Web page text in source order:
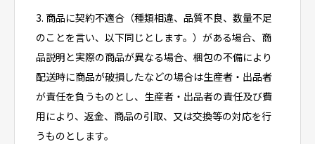
3. 商品に契約不適合（種類相違、品質不良、数量不足
のことを言い、以下同じとします。）がある場合、商
品説明と実際の商品が異なる場合、梱包の不備により
配送時に商品が破損したなどの場合は生産者・出品者
が責任を負うものとし、生産者・出品者の責任及び費
用により、返金、商品の引取、又は交換等の対応を行
うものとします。